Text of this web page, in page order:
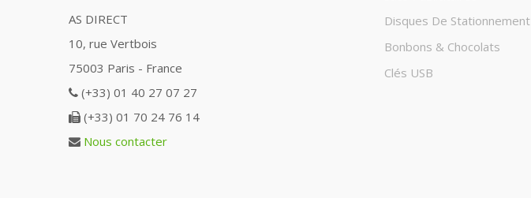
AS DIRECT
10, rue Vertbois
75003 Paris - France
(+33) 01 40 27 07 27
(+33) 01 70 24 76 14
Nous contacter
Disques De Stationnement
Bonbons & Chocolats
Clés USB